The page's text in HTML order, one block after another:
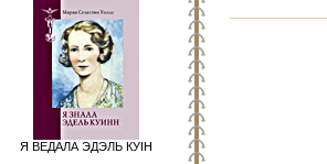
Я ВЕДАЛА ЭДЭЛЬ КУІН